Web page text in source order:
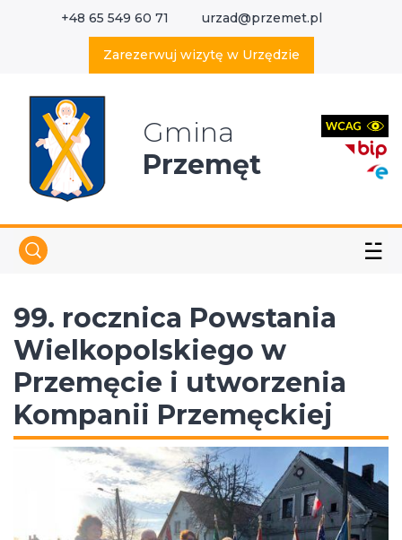
+48 65 549 60 71 urzad@przemet.pl
Zarezerwuj wizytę w Urzędzie
Gmina
Przemęt
☱
99. rocznica Powstania
Wielkopolskiego w
Przemęcie i utworzenia
Kompanii Przemęckiej
Wyszukaj w serwisie